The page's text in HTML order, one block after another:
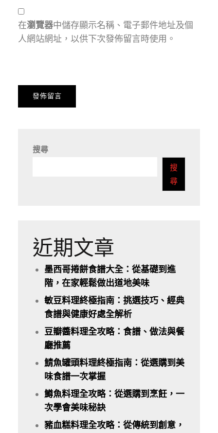
在瀏覽器中儲存顯示名稱、電子郵件地址及個
人網站網址，以供下次發佈留言時使用。
搜尋
搜
尋
近期文章
墨西哥捲餅食譜大全：從基礎到進
階，在家輕鬆做出道地美味
敏豆料理終極指南：挑選技巧、經典
食譜與健康好處全解析
豆瓣醬料理全攻略：食譜、做法與餐
廳推薦
鯖魚罐頭料理終極指南：從選購到美
味食譜一次掌握
鱒魚料理全攻略：從選購到烹飪，一
次學會美味秘訣
豬血糕料理全攻略：從傳統到創意，